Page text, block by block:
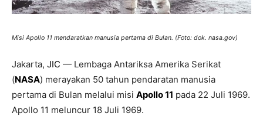
Misi Apollo 11 mendaratkan manusia pertama di Bulan. (Foto: dok. nasa.gov)
Jakarta, JIC — Lembaga Antariksa Amerika Serikat
(NASA) merayakan 50 tahun pendaratan manusia
pertama di Bulan melalui misi Apollo 11 pada 22 Juli 1969.
Apollo 11 meluncur 18 Juli 1969.